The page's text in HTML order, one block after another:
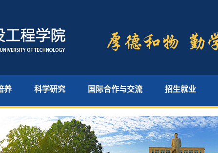
养 科学研究 国际合作与交流 招生就业